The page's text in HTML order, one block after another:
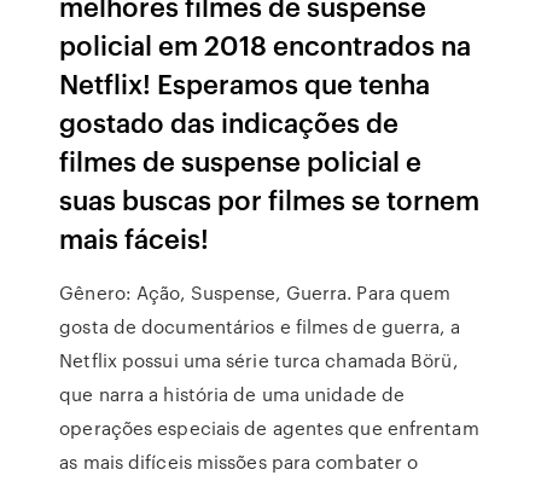
policial em 2018 encontrados na
Netflix! Esperamos que tenha
gostado das indicações de
filmes de suspense policial e
suas buscas por filmes se tornem
mais fáceis!
Gênero: Ação, Suspense, Guerra. Para quem
gosta de documentários e filmes de guerra, a
Netflix possui uma série turca chamada Börü,
que narra a história de uma unidade de
operações especiais de agentes que enfrentam
as mais difíceis missões para combater o